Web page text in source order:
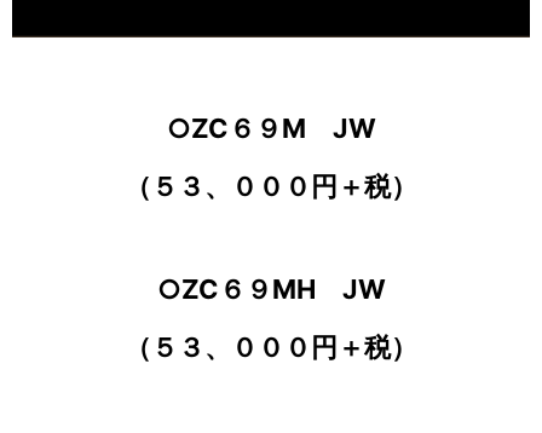
○ZC６９M JW
（５３、０００円＋税）
○ZC６９MH JW
（５３、０００円＋税）